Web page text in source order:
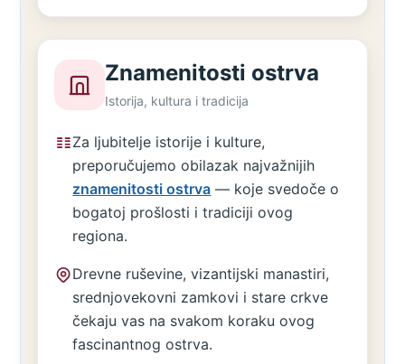
Znamenitosti ostrva
Istorija, kultura i tradicija
Za ljubitelje istorije i kulture,
preporučujemo obilazak najvažnijih
znamenitosti ostrva — koje svedoče o
bogatoj prošlosti i tradiciji ovog
regiona.
Drevne ruševine, vizantijski manastiri,
srednjovekovni zamkovi i stare crkve
čekaju vas na svakom koraku ovog
fascinantnog ostrva.